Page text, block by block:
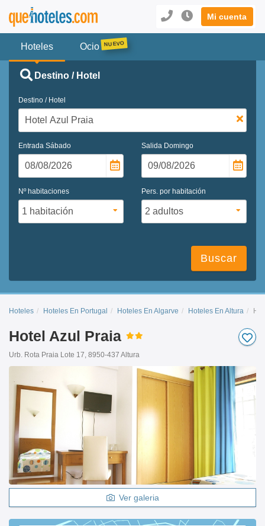
Mi cuenta
Hoteles Ocio
Destino / Hotel
Destino / Hotel
Entrada Sábado Salida Domingo
Nº habitaciones Pers. por habitación
Buscar
Hoteles Hoteles En Portugal Hoteles En Algarve Hoteles En Altura
Hotel Azul Praia
Urb. Rota Praia Lote 17, 8950-437 Altura
Ver galeria